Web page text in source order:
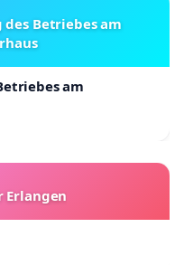
Betriebes am
am
Erlangen